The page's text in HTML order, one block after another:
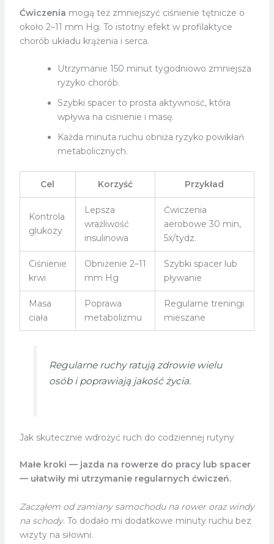
Ćwiczenia mogą też zmniejszyć ciśnienie tętnicze o
około 2–11 mm Hg. To istotny efekt w profilaktyce
chorób układu krążenia i serca.
Utrzymanie 150 minut tygodniowo zmniejsza
ryzyko chorób.
Szybki spacer to prosta aktywność, która
wpływa na ciśnienie i masę.
Każda minuta ruchu obniża ryzyko powikłań
metabolicznych.
Cel Korzyść Przykład
Kontrola
glukozy
Lepsza
wrażliwość
insulinowa
Ćwiczenia
aerobowe 30 min,
5x/tydz.
Ciśnienie
krwi
Obniżenie 2–11
mm Hg
Szybki spacer lub
pływanie
Masa
ciała
Poprawa
metabolizmu
Regularne treningi
mieszane
Regularne ruchy ratują zdrowie wielu
osób i poprawiają jakość życia.
Jak skutecznie wdrożyć ruch do codziennej rutyny
Małe kroki — jazda na rowerze do pracy lub spacer
— ułatwiły mi utrzymanie regularnych ćwiczeń.
Zacząłem od zamiany samochodu na rower oraz windy
na schody. To dodało mi dodatkowe minuty ruchu bez
wizyty na siłowni.